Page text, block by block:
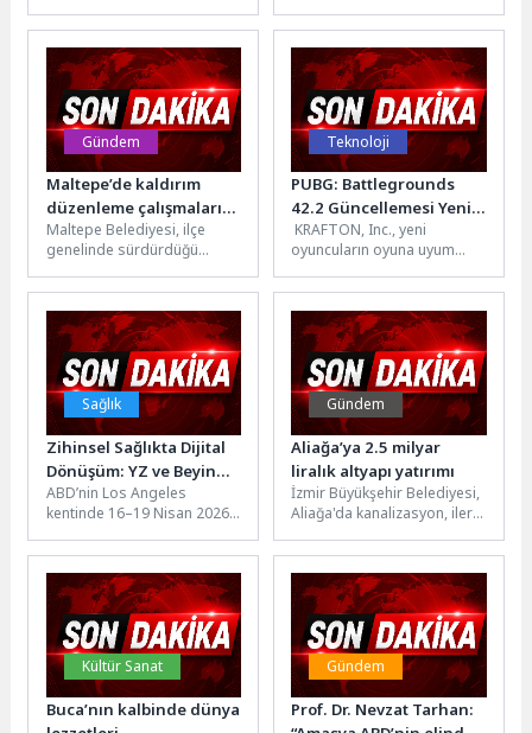
geçirmesi ve dini
vecibelerini sağlıklı bir
şekilde yerine...
Başkanı ve Psikiyatrist Prof.
Dr. Nevzat Tarhan,...
Gündem
Maltepe’de kaldırım
düzenleme çalışmaları
sürüyor
Maltepe Belediyesi, ilçe
genelinde sürdürdüğü
çalışmalarına Altayçeşme
Mahallesi'nde devam ediyor.
Kentli Sokak'ta yürütülen...
Teknoloji
PUBG: Battlegrounds
42.2 Güncellemesi Yeni
Oyuncuların Oyuna
Adapte Olmasını
Kolaylaştırıyor
KRAFTON, Inc., yeni
oyuncuların oyuna uyum
yenileyen PUBG:
BATTLEGROUNDS 42.2
güncellemesini yayınladı....
Sağlık
Zihinsel Sağlıkta Dijital
Dönüşüm: YZ ve Beyin
Haritalama Buluştu
ABD’nin Los Angeles
kentinde 16–19 Nisan 2026
düzenlenen Society for Brain
Mapping and...
Gündem
Aliağa’ya 2.5 milyar
liralık altyapı yatırımı
İzmir Büyükşehir Belediyesi,
Aliağa'da kanalizasyon, ileri
yağmur suyu hattı ve taşkın...
Kültür Sanat
Buca’nın kalbinde dünya
Gündem
Prof. Dr. Nevzat Tarhan: